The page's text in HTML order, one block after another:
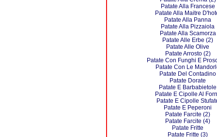
Patate Alla Francese
Patate Alla Maitre
Patate Alla Panna
Patate Alla Pizzaiola
Patate Alla Scamorza
Patate Alle Erbe (2)
Patate Alle Olive
Patate Arrosto (2)
Patate Con Funghi E
Patate Con Le
Patate Del Contadino
Patate Dorate
Patate E Barbabietole
Patate E Cipolle Al
Patate E Cipolle
Patate E Peperoni
Patate Farcite (2)
Patate Farcite (4)
Patate Fritte
Patate Fritte (3)